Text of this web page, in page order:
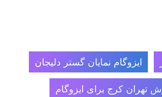
ایزوگام نمایان گستر دلیجان
تهران کرج برای ایزوگام